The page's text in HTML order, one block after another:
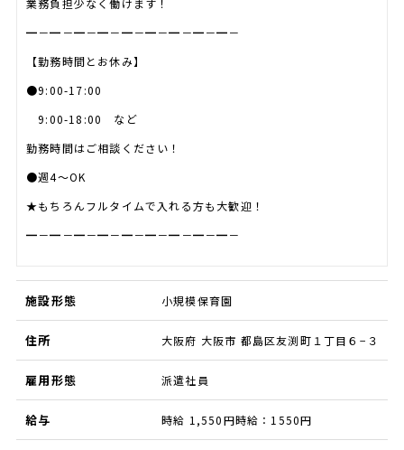
業務負担少なく働けます！
━－━－━－━－━－━－━－━－━－
【勤務時間とお休み】
●9:00-17:00
9:00-18:00 など
勤務時間はご相談ください！
●週4～OK
★もちろんフルタイムで入れる方も大歓迎！
━－━－━－━－━－━－━－━－━－
施設形態 小規模保育園
住所 大阪府 大阪市 都島区友渕町１丁目６−３
雇用形態 派遣社員
給与 時給 1,550円時給：1550円